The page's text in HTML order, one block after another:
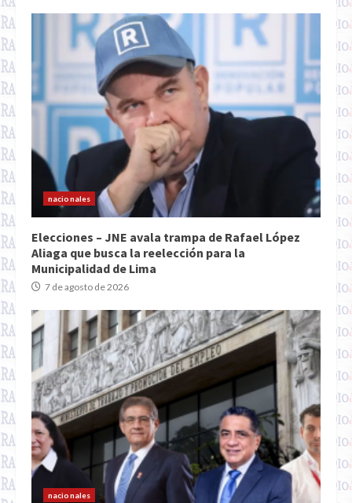
nacionales
Elecciones – JNE avala trampa de Rafael López
Aliaga que busca la reelección para la
Municipalidad de Lima
7 de agosto de 2026
nacionales